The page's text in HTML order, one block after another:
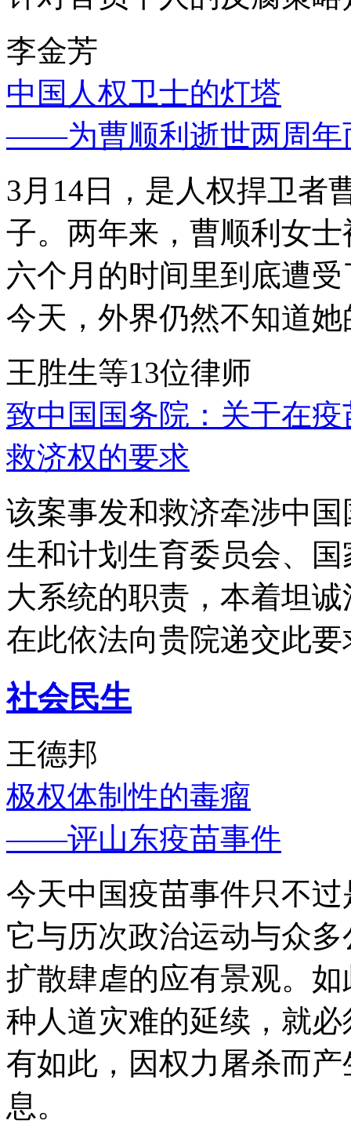
李金芳
中国人权卫士的灯塔
——为曹顺利逝世两周年
3月14日，是人权捍卫者
子。两年来，曹顺利女
六个月的时间里到底遭
今天，外界仍然不知道
王胜生等13位律师
致中国国务院：关于在
救济权的要求
该案事发和救济牵涉中
生和计划生育委员会、
大系统的职责，本着坦
在此依法向贵院递交此要
社会民生
王德邦
极权体制性的毒瘤
——评山东疫苗事件
今天中国疫苗事件只不
它与历次政治运动与众
扩散肆虐的应有景观。
种人道灾难的延续，就
有如此，因权力屠杀而
息。